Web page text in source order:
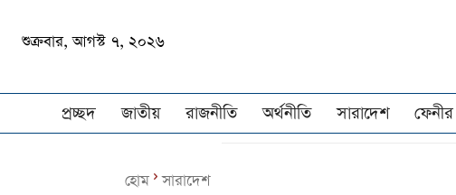
শুক্রবার, আগস্ট ৭, ২০২৬
প্রচ্ছদ জাতীয় রাজনীতি অর্থনীতি সারাদেশ
হোম সারাদেশ